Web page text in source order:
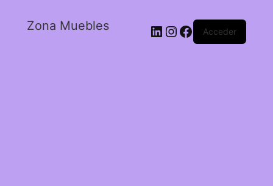
Zona Muebles Acceder